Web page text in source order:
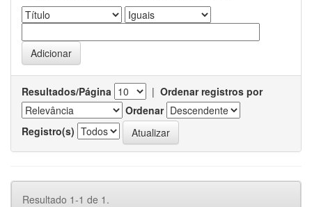
Resultados/Página | Ordenar registros por
Ordenar
Registro(s)
Resultado 1-1 de 1.